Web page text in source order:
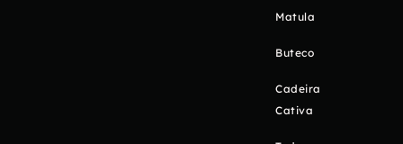
Matula
Buteco
Cadeira
Cativa